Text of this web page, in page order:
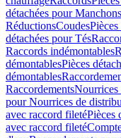
détachées pour Manchons
RéductionsCoudes
détachées pour Tés
Raccords indémontables
démontablesPièces
démontables
RaccordementsNourrices
pour Nourrices de
avec raccord filetéPièces
avec raccord fileté